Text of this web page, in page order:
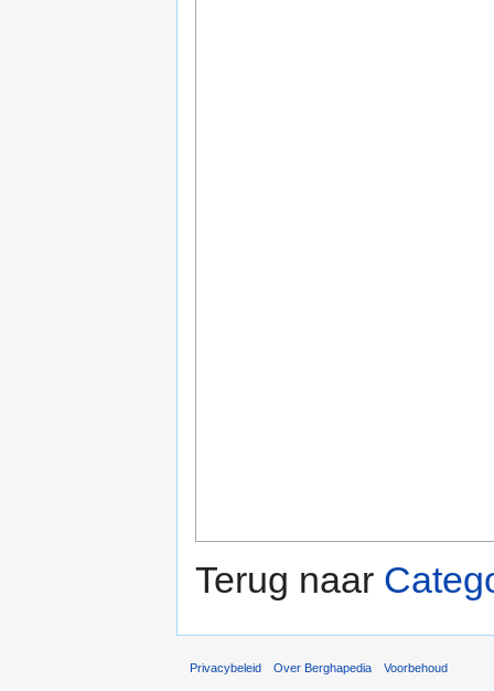
Terug naar
Privacybeleid Over Berghapedia Voorbehoud